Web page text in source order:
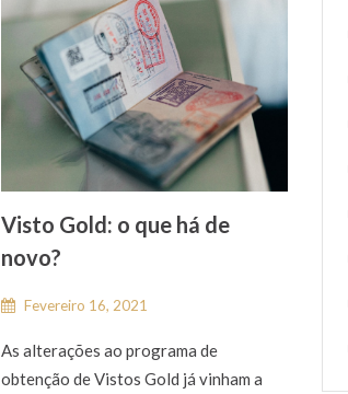
Visto Gold: o que há de
novo?
Fevereiro 16, 2021
As alterações ao programa de
obtenção de Vistos Gold já vinham a